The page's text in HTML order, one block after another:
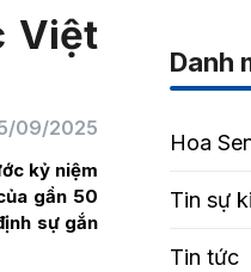
Việt
09/2025
kỷ niệm
gần 50
sự gắn
Danh
Hoa
Tin sự
Tin tức